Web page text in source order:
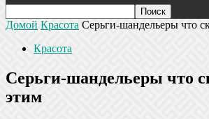
Домой Красота Серьги-шандельеры что
Красота
Серьги-шандельеры что
этим